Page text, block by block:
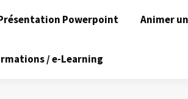
Powerpoint Animer
/ e-Learning